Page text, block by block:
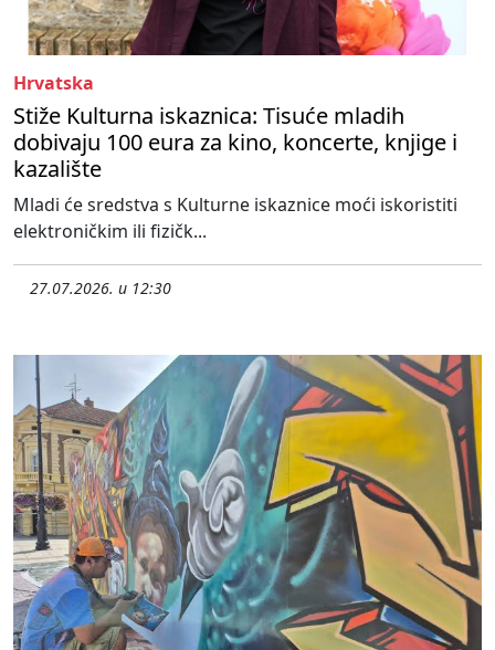
Hrvatska
Stiže Kulturna iskaznica: Tisuće mladih
dobivaju 100 eura za kino, koncerte, knjige i
kazalište
Mladi će sredstva s Kulturne iskaznice moći iskoristiti
elektroničkim ili fizičk...
27.07.2026. u 12:30